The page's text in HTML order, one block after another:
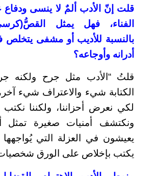
قلت إنّ الأدب ألمٌ لا ينسى
الفناء، فهل يمثل
بالنسبة للأديب أو مشفى يتخلص
أدرانه وأوجاعه؟
قلتُ “الأدب مثل جرح ولكنه
الكتابة شيء والاعتراف شيء
لكي نعرض أحزاننا، ولكننا نكتب
ونكتشف أمنيات صغيرة تمثل
يعيشون في العزلة التي يُواجهها
يكتب بإخلاص على الورق